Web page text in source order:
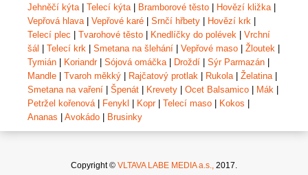
Jehněčí kýta| Telecí kýta| Bramborové těsto Hovězí kližka|
Vepřová hlava| Vepřové karé Srnčí hřbety Hovězí krk
Telecí plec
Tvarohové těsto Knedlíčky do polévek
Vrchní
šál
Telecí krk Smetana na šlehání Vepřové maso Žloutek
Tymián
Koriandr| Sójová omáčka| Droždí Sýr Parmazán
Mandle
Tvaroh měkký Rajčatový protlak Rukola| Želatina|
Smetana na vaření
Špenát Krevety Ocet Balsamico Mák
Petržel kořenová| Fenykl Kopr| Telecí maso Kokos
Ananas
Avokádo Brusinky
Copyright © VLTAVA LABE MEDIA a.s., 2017.